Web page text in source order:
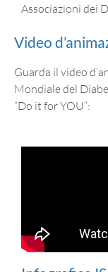
Associazioni dei
Video
Guarda il video
Mondiale del
”Do it for YOU”: